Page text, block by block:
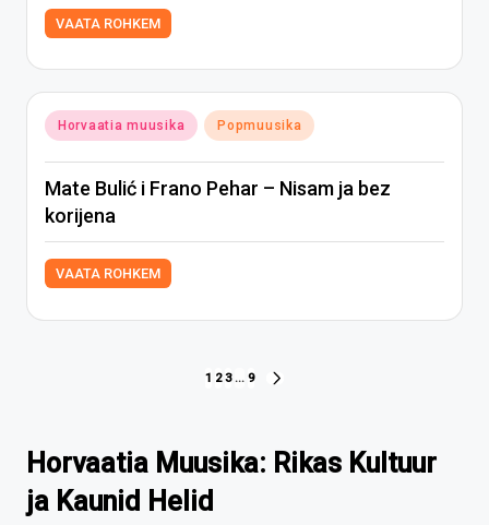
VAATA ROHKEM
Posted
in
Horvaatia muusika Popmuusika
Mate Bulić i Frano Pehar – Nisam ja bez
korijena
VAATA ROHKEM
articoli
1 2 3 … 9
Horvaatia Muusika: Rikas Kultuur
ja Kaunid Helid